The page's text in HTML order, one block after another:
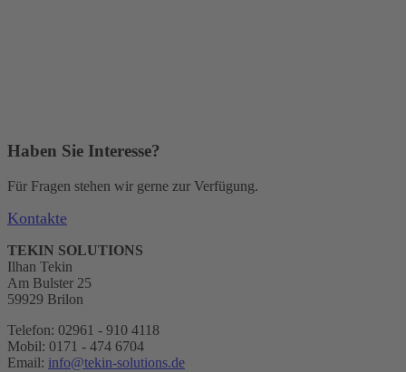
Haben Sie Interesse?
Für Fragen stehen wir gerne zur Verfügung.
Kontakte
TEKIN SOLUTIONS
Ilhan Tekin
Am Bulster 25
59929 Brilon
Telefon: 02961 - 910 4118
Mobil: 0171 - 474 6704
Email: info@tekin-solutions.de